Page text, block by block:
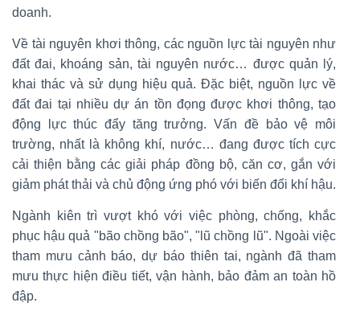
doanh.
Về tài nguyên khơi thông, các nguồn lực tài nguyên như
đất đai, khoáng sản, tài nguyên nước… được quản lý,
khai thác và sử dụng hiệu quả. Đặc biệt, nguồn lực về
đất đai tại nhiều dự án tồn đọng được khơi thông, tạo
động lực thúc đẩy tăng trưởng. Vấn đề bảo vệ môi
trường, nhất là không khí, nước… đang được tích cực
cải thiện bằng các giải pháp đồng bộ, căn cơ, gắn với
giảm phát thải và chủ động ứng phó với biến đổi khí hậu.
Ngành kiên trì vượt khó với việc phòng, chống, khắc
phục hậu quả "bão chồng bão", "lũ chồng lũ". Ngoài việc
tham mưu cảnh báo, dự báo thiên tai, ngành đã tham
mưu thực hiện điều tiết, vận hành, bảo đảm an toàn hồ
đập.